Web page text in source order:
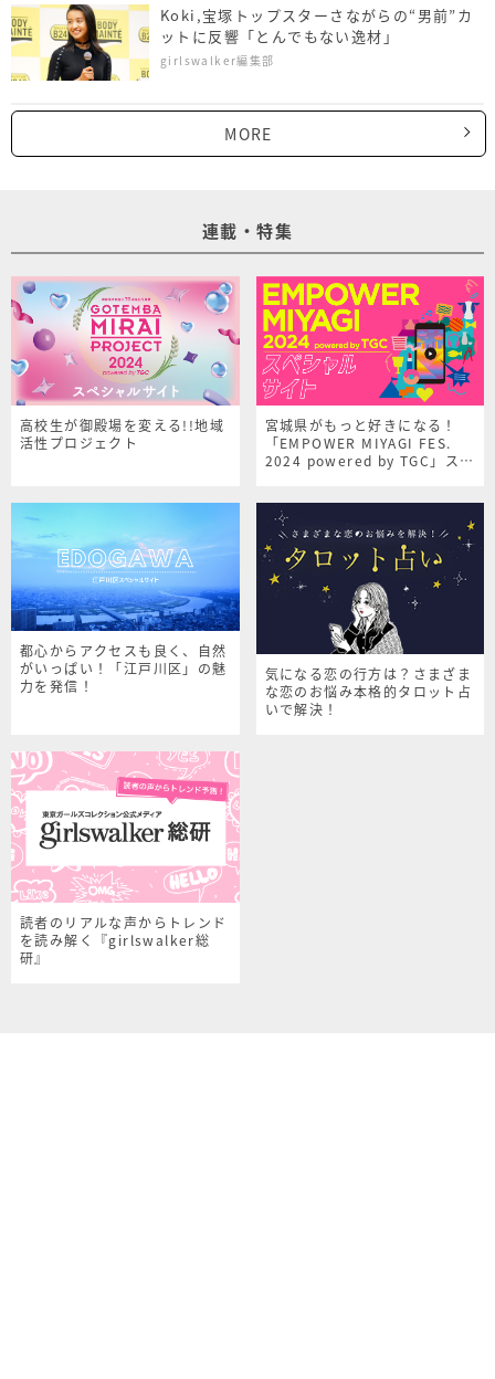
Koki,宝塚トップスターさながらの“男前”カ
ットに反響「とんでもない逸材」
girlswalker編集部
MORE
連載・特集
高校生が御殿場を変える!!地域
活性プロジェクト
宮城県がもっと好きになる！
「EMPOWER MIYAGI FES.
2024 powered by TGC」スペ
都心からアクセスも良く、自然
がいっぱい！「江戸川区」の魅
力を発信！
気になる恋の行方は？さまざま
な恋のお悩み本格的タロット占
いで解決！
読者のリアルな声からトレンド
を読み解く『girlswalker総
研』